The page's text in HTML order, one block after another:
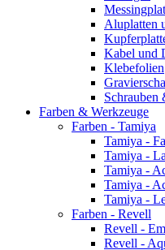
Aluplatten
Kabel und
Klebefolien
Schrauben
Farben & Werkzeuge
Farben - Tamiya
Tamiya -
Tamiya -
Tamiya -
Tamiya -
Tamiya -
Farben - Revell
Revell -
Revell -